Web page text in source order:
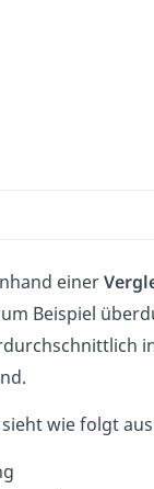
einer
Beispiel
sieht wie folgt